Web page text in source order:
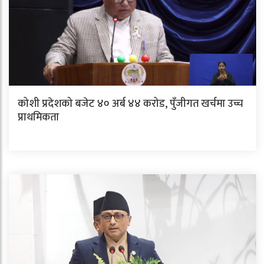
कोशी प्रदेशको बजेट ४० अर्ब ४४ करोड, पुँजीगत खर्चमा उच्च
प्राथमिकता